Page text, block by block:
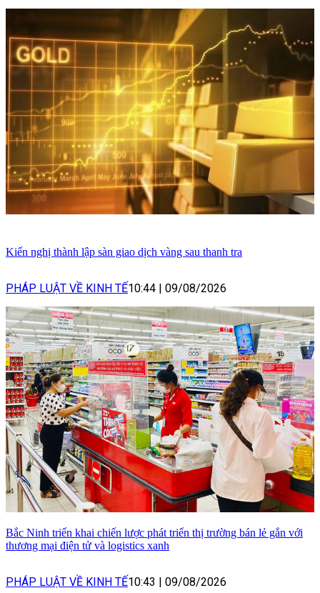
Kiến nghị thành lập sàn giao dịch vàng sau thanh tra
PHÁP LUẬT VỀ KINH TẾ10:44 09/08/2026
Bắc Ninh triển khai chiến lược phát triển thị trường bán lẻ gắn với
thương mại điện tử và logistics xanh
PHÁP LUẬT VỀ KINH TẾ10:43 09/08/2026